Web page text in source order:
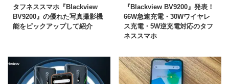
タフネススマホ『Blackview
BV9200』の優れた写真撮影機
能をピックアップして紹介
『Blackview BV9200』発表！
66W急速充電・30Wワイヤレ
ス充電・5W逆充電対応のタフ
ネススマホ